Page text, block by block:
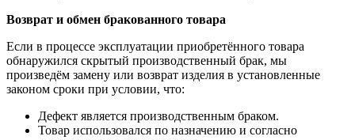
Возврат и обмен бракованного товара
Если в процессе эксплуатации приобретённого товара
обнаружился скрытый производственный брак, мы
произведём замену или возврат изделия в установленные
законом сроки при условии, что:
Дефект является производственным браком.
Товар использовался по назначению и согласно